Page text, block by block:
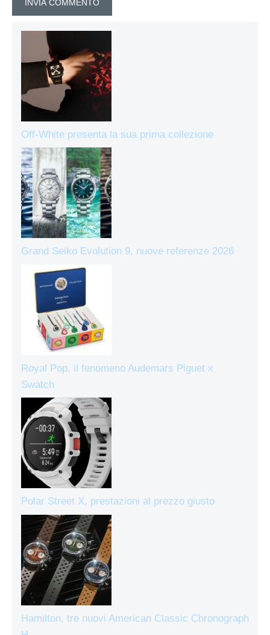
Off-White presenta la sua prima collezione
Grand Seiko Evolution 9, nuove referenze 2026
Royal Pop, il fenomeno Audemars Piguet x
Swatch
Polar Street X, prestazioni al prezzo giusto
Hamilton, tre nuovi American Classic Chronograph